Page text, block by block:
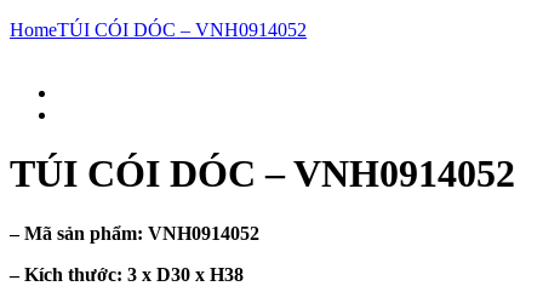
HomeTÚI CÓI DÓC – VNH0914052
TÚI CÓI DÓC – VNH0914052
– Mã sản phẩm: VNH0914052
– Kích thước: 3 x D30 x H38